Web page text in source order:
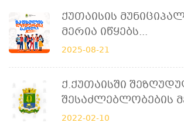
Ქუთაისის
Მერია Იწყებს...
2025-08-21
Ქ.ქუთაისში
Შესაძლებლობების
2022-02-10